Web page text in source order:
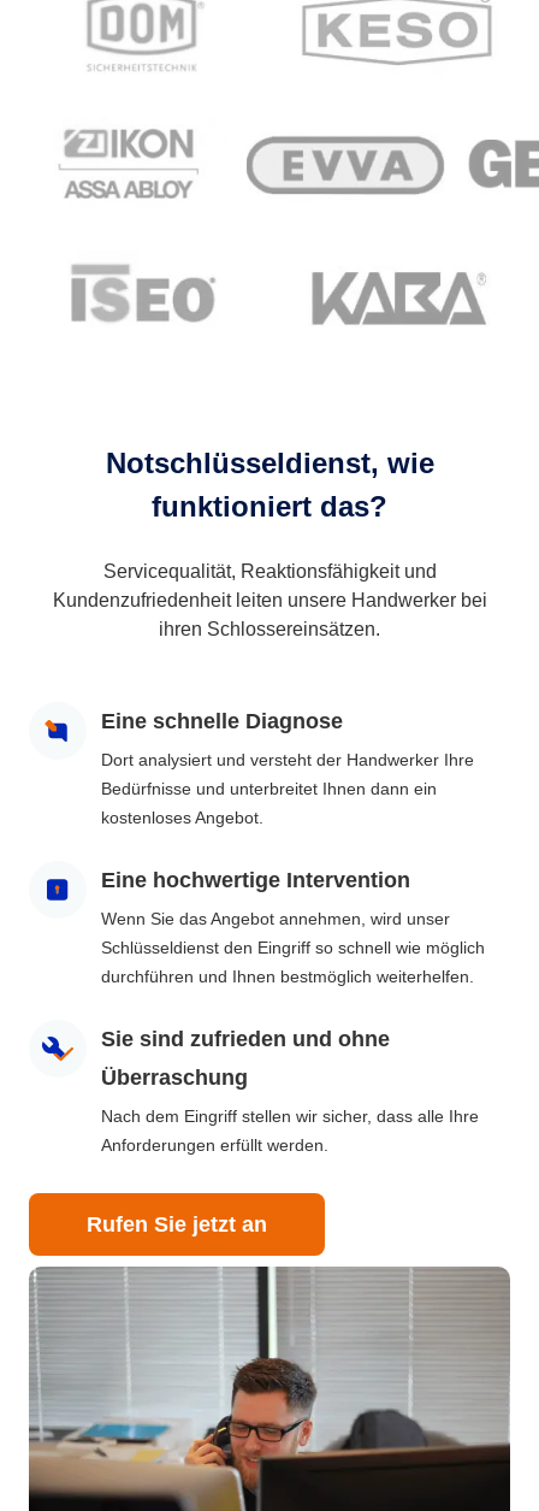
Notschlüsseldienst, wie
funktioniert das?
Servicequalität, Reaktionsfähigkeit und
Kundenzufriedenheit leiten unsere Handwerker bei
ihren Schlossereinsätzen.
Eine schnelle Diagnose
Dort analysiert und versteht der Handwerker Ihre
Bedürfnisse und unterbreitet Ihnen dann ein
kostenloses Angebot.
Eine hochwertige Intervention
Wenn Sie das Angebot annehmen, wird unser
Schlüsseldienst den Eingriff so schnell wie möglich
durchführen und Ihnen bestmöglich weiterhelfen.
Sie sind zufrieden und ohne
Überraschung
Nach dem Eingriff stellen wir sicher, dass alle Ihre
Anforderungen erfüllt werden.
Rufen Sie jetzt an